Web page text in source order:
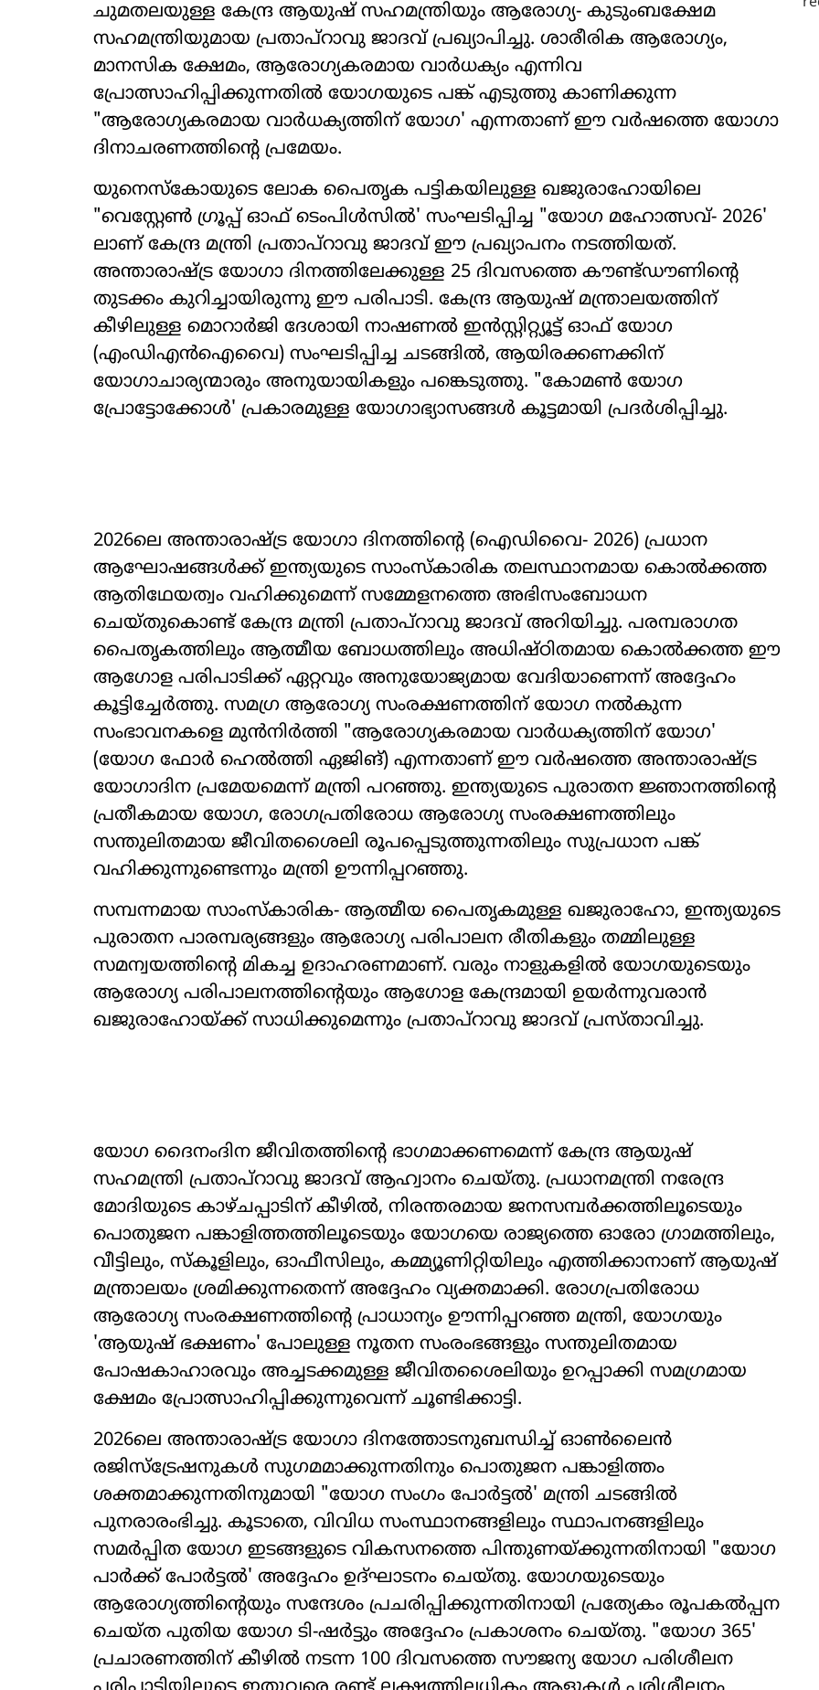
ചുമതലയുള്ള കേന്ദ്ര ആയുഷ് സഹമന്ത്രിയും ആരോഗ്യ- കുടുംബക്ഷേമ
സഹമന്ത്രിയുമായ പ്രതാപ്‌റാവു ജാദവ് പ്രഖ്യാപിച്ചു. ശാരീരിക ആരോഗ്യം,
മാനസിക ക്ഷേമം, ആരോഗ്യകരമായ വാർധക്യം എന്നിവ
പ്രോത്സാഹിപ്പിക്കുന്നതിൽ യോഗയുടെ പങ്ക് എടുത്തു കാണിക്കുന്ന
"ആരോഗ്യകരമായ വാർധക്യത്തിന് യോഗ' എന്നതാണ് ഈ വർഷത്തെ യോഗാ
ദിനാചരണത്തിന്‍റെ പ്രമേയം.
യുനെസ്കോയുടെ ലോക പൈതൃക പട്ടികയിലുള്ള ഖജുരാഹോയിലെ
"വെസ്റ്റേൺ ഗ്രൂപ്പ് ഓഫ് ടെംപിൾസിൽ' സംഘടിപ്പിച്ച "യോഗ മഹോത്സവ്- 2026'
ലാണ് കേന്ദ്ര മന്ത്രി പ്രതാപ്‌റാവു ജാദവ് ഈ പ്രഖ്യാപനം നടത്തിയത്.
അന്താരാഷ്‌ട്ര യോഗാ ദിനത്തിലേക്കുള്ള 25 ദിവസത്തെ കൗണ്ട്ഡൗണിന്‍റെ
തുടക്കം കുറിച്ചായിരുന്നു ഈ പരിപാടി. കേന്ദ്ര ആയുഷ് മന്ത്രാലയത്തിന്
കീഴിലുള്ള മൊറാർജി ദേശായി നാഷണൽ ഇൻസ്റ്റിറ്റ്യൂട്ട് ഓഫ് യോഗ
(എംഡിഎൻഐവൈ) സംഘടിപ്പിച്ച ചടങ്ങിൽ, ആയിരക്കണക്കിന്
യോഗാചാര്യന്മാരും അനുയായികളും പങ്കെടുത്തു. "കോമൺ യോഗ
പ്രോട്ടോക്കോൾ' പ്രകാരമുള്ള യോഗാഭ്യാസങ്ങൾ കൂട്ടമായി പ്രദർശിപ്പിച്ചു.
2026ലെ അന്താരാഷ്‌ട്ര യോഗാ ദിനത്തിന്‍റെ (ഐഡിവൈ- 2026) പ്രധാന
ആഘോഷങ്ങൾക്ക് ഇന്ത്യയുടെ സാംസ്കാരിക തലസ്ഥാനമായ കൊൽക്കത്ത
ആതിഥേയത്വം വഹിക്കുമെന്ന് സമ്മേളനത്തെ അഭിസംബോധന
ചെയ്തുകൊണ്ട് കേന്ദ്ര മന്ത്രി പ്രതാപ്‌റാവു ജാദവ് അറിയിച്ചു. പരമ്പരാഗത
പൈതൃകത്തിലും ആത്മീയ ബോധത്തിലും അധിഷ്ഠിതമായ കൊൽക്കത്ത ഈ
ആഗോള പരിപാടിക്ക് ഏറ്റവും അനുയോജ്യമായ വേദിയാണെന്ന് അദ്ദേഹം
കൂട്ടിച്ചേർത്തു. സമഗ്ര ആരോഗ്യ സംരക്ഷണത്തിന് യോഗ നൽകുന്ന
സംഭാവനകളെ മുൻനിർത്തി "ആരോഗ്യകരമായ വാർധക്യത്തിന് യോഗ'
(യോഗ ഫോർ ഹെൽത്തി ഏജിങ്) എന്നതാണ് ഈ വർഷത്തെ അന്താരാഷ്‌ട്ര
യോഗാദിന പ്രമേയമെന്ന് മന്ത്രി പറഞ്ഞു. ഇന്ത്യയുടെ പുരാതന ജ്ഞാനത്തിന്‍റെ
പ്രതീകമായ യോഗ, രോഗപ്രതിരോധ ആരോഗ്യ സംരക്ഷണത്തിലും
സന്തുലിതമായ ജീവിതശൈലി രൂപപ്പെടുത്തുന്നതിലും സുപ്രധാന പങ്ക്
വഹിക്കുന്നുണ്ടെന്നും മന്ത്രി ഊന്നിപ്പറഞ്ഞു.
സമ്പന്നമായ സാംസ്കാരിക- ആത്മീയ പൈതൃകമുള്ള ഖജുരാഹോ, ഇന്ത്യയുടെ
പുരാതന പാരമ്പര്യങ്ങളും ആരോഗ്യ പരിപാലന രീതികളും തമ്മിലുള്ള
സമന്വയത്തിന്‍റെ മികച്ച ഉദാഹരണമാണ്. വരും നാളുകളിൽ യോഗയുടെയും
ആരോഗ്യ പരിപാലനത്തിന്‍റെയും ആഗോള കേന്ദ്രമായി ഉയർന്നുവരാൻ
ഖജുരാഹോയ്ക്ക് സാധിക്കുമെന്നും പ്രതാപ്‌റാവു ജാദവ് പ്രസ്താവിച്ചു.
യോഗ ദൈനംദിന ജീവിതത്തിന്‍റെ ഭാഗമാക്കണമെന്ന് കേന്ദ്ര ആയുഷ്
സഹമന്ത്രി പ്രതാപ്‌റാവു ജാദവ് ആഹ്വാനം ചെയ്തു. പ്രധാനമന്ത്രി നരേന്ദ്ര
മോദിയുടെ കാഴ്ചപ്പാടിന് കീഴിൽ, നിരന്തരമായ ജനസമ്പർക്കത്തിലൂടെയും
പൊതുജന പങ്കാളിത്തത്തിലൂടെയും യോഗയെ രാജ്യത്തെ ഓരോ ഗ്രാമത്തിലും,
വീട്ടിലും, സ്കൂളിലും, ഓഫീസിലും, കമ്മ്യൂണിറ്റിയിലും എത്തിക്കാനാണ് ആയുഷ്
മന്ത്രാലയം ശ്രമിക്കുന്നതെന്ന് അദ്ദേഹം വ്യക്തമാക്കി. രോഗപ്രതിരോധ
ആരോഗ്യ സംരക്ഷണത്തിന്‍റെ പ്രാധാന്യം ഊന്നിപ്പറഞ്ഞ മന്ത്രി, യോഗയും
'ആയുഷ് ഭക്ഷണം' പോലുള്ള നൂതന സംരംഭങ്ങളും സന്തുലിതമായ
പോഷകാഹാരവും അച്ചടക്കമുള്ള ജീവിതശൈലിയും ഉറപ്പാക്കി സമഗ്രമായ
ക്ഷേമം പ്രോത്സാഹിപ്പിക്കുന്നുവെന്ന് ചൂണ്ടിക്കാട്ടി.
2026ലെ അന്താരാഷ്‌ട്ര യോഗാ ദിനത്തോടനുബന്ധിച്ച് ഓൺലൈൻ
രജിസ്ട്രേഷനുകൾ സുഗമമാക്കുന്നതിനും പൊതുജന പങ്കാളിത്തം
ശക്തമാക്കുന്നതിനുമായി "യോഗ സംഗം പോർട്ടൽ' മന്ത്രി ചടങ്ങിൽ
പുനരാരംഭിച്ചു. കൂടാതെ, വിവിധ സംസ്ഥാനങ്ങളിലും സ്ഥാപനങ്ങളിലും
സമർപ്പിത യോഗ ഇടങ്ങളുടെ വികസനത്തെ പിന്തുണയ്ക്കുന്നതിനായി "യോഗ
പാർക്ക് പോർട്ടൽ' അദ്ദേഹം ഉദ്ഘാടനം ചെയ്തു. യോഗയുടെയും
ആരോഗ്യത്തിന്‍റെയും സന്ദേശം പ്രചരിപ്പിക്കുന്നതിനായി പ്രത്യേകം രൂപകൽപ്പന
ചെയ്ത പുതിയ യോഗ ടി-ഷർട്ടും അദ്ദേഹം പ്രകാശനം ചെയ്തു. "യോഗ 365'
പ്രചാരണത്തിന് കീഴിൽ നടന്ന 100 ദിവസത്തെ സൗജന്യ യോഗ പരിശീലന